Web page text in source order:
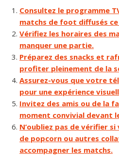
Consultez le programme
matchs de foot diffusés
Vérifiez les horaires des
manquer une partie.
Préparez des snacks et
profiter pleinement de la
Assurez-vous que votre
pour une expérience
Invitez des amis ou de la
moment convivial devant
N’oubliez pas de vérifier
de popcorn ou autres
accompagner les matchs.